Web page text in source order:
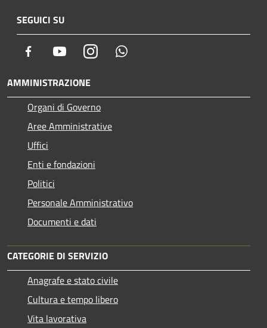
SEGUICI SU
Facebook YoutubeInstagram
AMMINISTRAZIONE
Organi di Governo
Aree Amministrative
Uffici
Enti e fondazioni
Politici
Personale Amministrativo
Documenti e dati
CATEGORIE DI SERVIZIO
Anagrafe e stato civile
Cultura e tempo libero
Vita lavorativa